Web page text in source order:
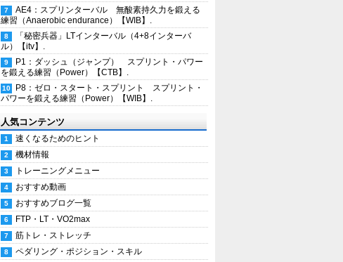
AE4：スプリンターバル 無酸素持久力を鍛える
練習（Anaerobic endurance）【WIB】.
「秘密兵器」LTインターバル（4+8インターバ
ル）【itv】.
P1：ダッシュ（ジャンプ） スプリント・パワー
を鍛える練習（Power）【CTB】.
P8：ゼロ・スタート・スプリント スプリント・
パワーを鍛える練習（Power）【WIB】.
人気コンテンツ
速くなるためのヒント
機材情報
トレーニングメニュー
おすすめ動画
おすすめブログ一覧
FTP・LT・VO2max
筋トレ・ストレッチ
ペダリング・ポジション・スキル